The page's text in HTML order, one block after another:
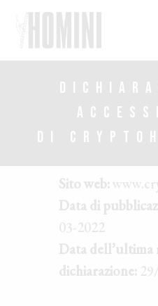
DI
Sito web:
Data di
03-2022
Data dell’ultima
dichiarazione: